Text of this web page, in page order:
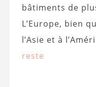
bâtiments de
L’Europe, bien
l’Asie et à
reste